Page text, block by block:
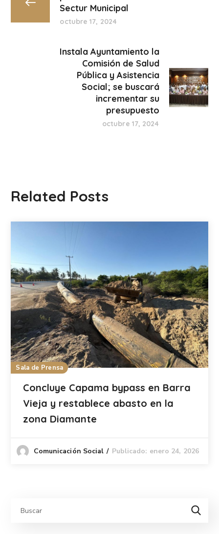
Sectur Municipal
octubre 17, 2024
Instala Ayuntamiento la
Comisión de Salud
Pública y Asistencia
Social; se buscará
incrementar su
presupuesto
octubre 17, 2024
Related Posts
Sala de Prensa
Concluye Capama bypass en Barra
Vieja y restablece abasto en la
zona Diamante
Comunicación Social Publicado: enero 24, 2026